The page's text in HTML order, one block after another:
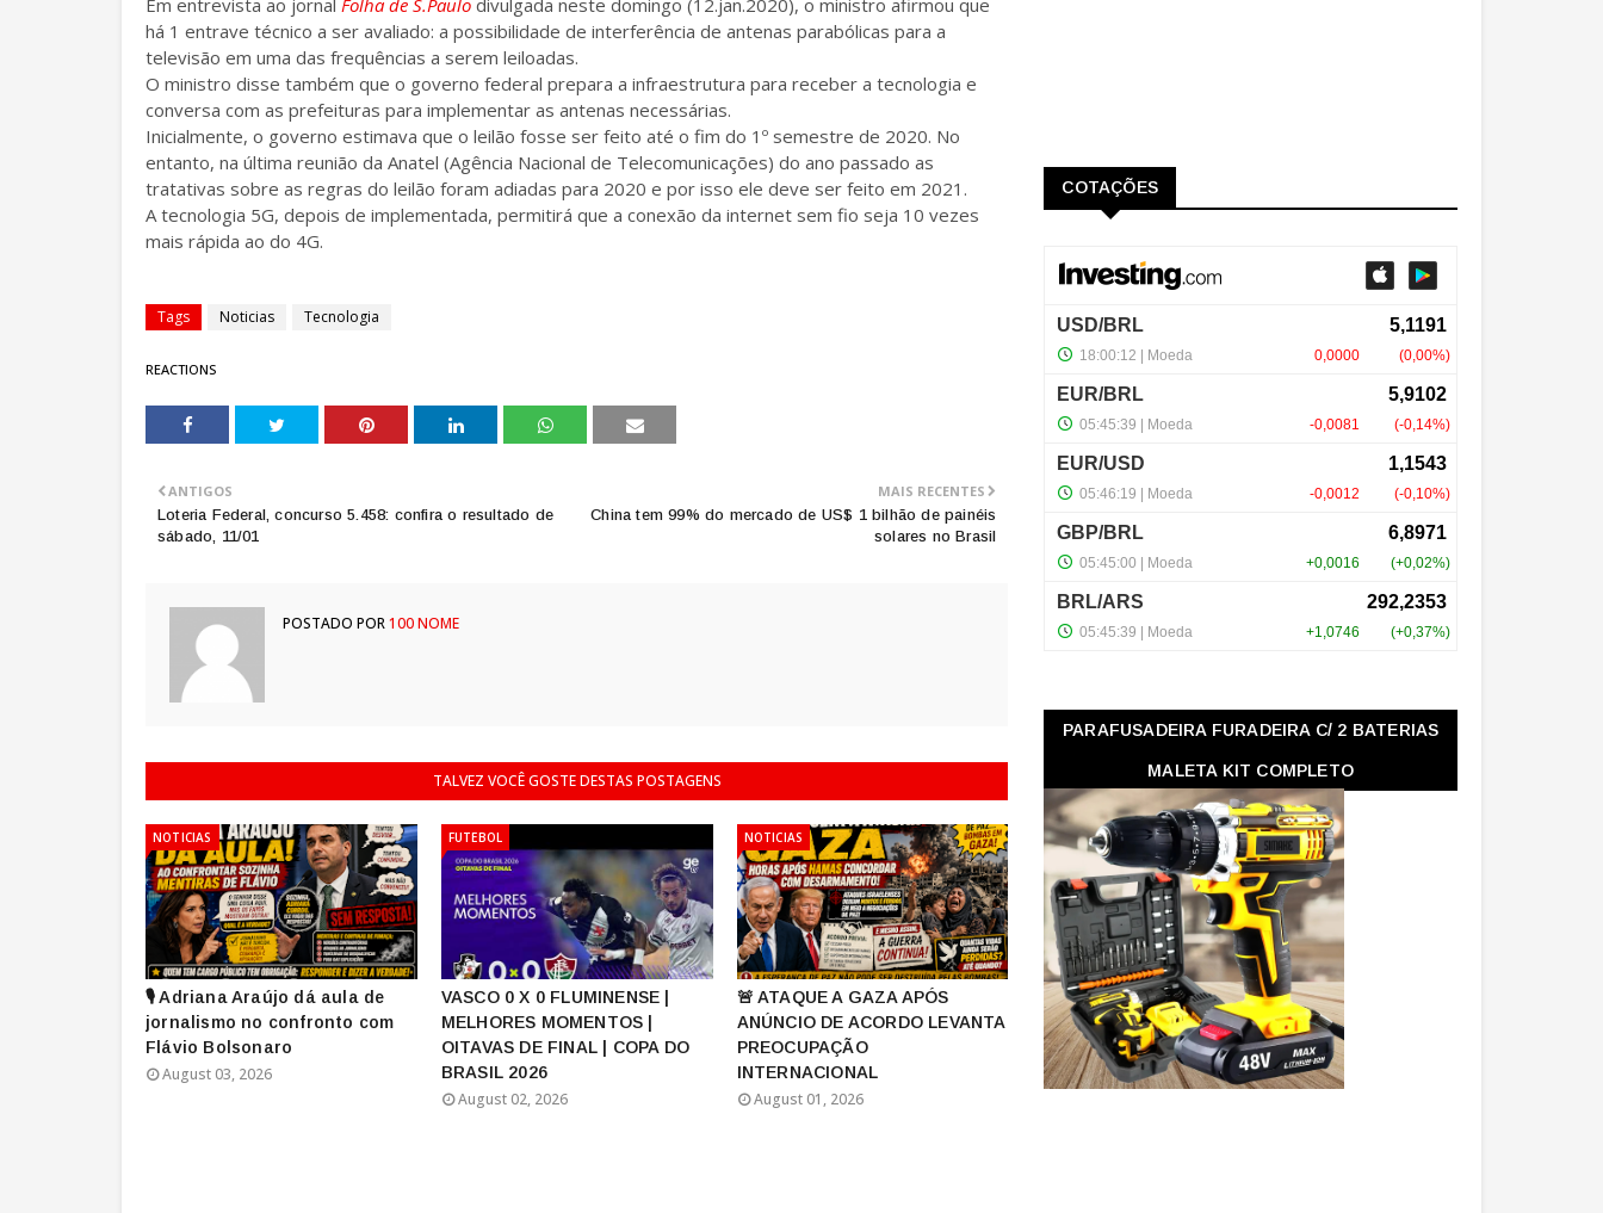
Em entrevista ao jornal Folha de S.Paulo divulgada neste domingo (12.jan.2020), o ministro afirmou que
há 1 entrave técnico a ser avaliado: a possibilidade de interferência de antenas parabólicas para a
televisão em uma das frequências a serem leiloadas.
O ministro disse também que o governo federal prepara a infraestrutura para receber a tecnologia e
conversa com as prefeituras para implementar as antenas necessárias.
Inicialmente, o governo estimava que o leilão fosse ser feito até o fim do 1º semestre de 2020. No
entanto, na última reunião da Anatel (Agência Nacional de Telecomunicações) do ano passado as
tratativas sobre as regras do leilão foram adiadas para 2020 e por isso ele deve ser feito em 2021.
A tecnologia 5G, depois de implementada, permitirá que a conexão da internet sem fio seja 10 vezes
mais rápida ao do 4G.
Tags Noticias Tecnologia
REACTIONS
MAIS RECENTES
China tem 99% do mercado de US$ 1 bilhão de painéis
solares no Brasil
ANTIGOS
Loteria Federal, concurso 5.458: confira o resultado de
sábado, 11/01
POSTADO POR100 NOME
TALVEZ VOCÊ GOSTE DESTAS POSTAGENS
NOTICIAS
🎙️ Adriana Araújo dá aula de
jornalismo no confronto com
Flávio Bolsonaro
August 03, 2026
FUTEBOL
VASCO 0 X 0 FLUMINENSE |
MELHORES MOMENTOS |
OITAVAS DE FINAL | COPA DO
BRASIL 2026
August 02, 2026
NOTICIAS
🚨 ATAQUE A GAZA APÓS
ANÚNCIO DE ACORDO LEVANTA
PREOCUPAÇÃO
INTERNACIONAL
August 01, 2026
COTAÇÕES
PARAFUSADEIRA FURADEIRA C/ 2 BATERIAS
MALETA KIT COMPLETO